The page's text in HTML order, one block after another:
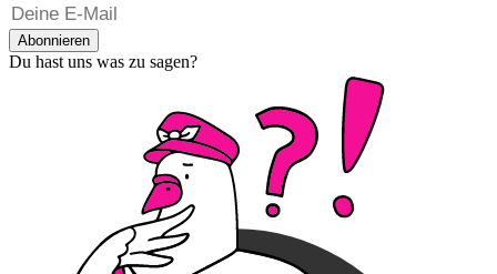
Abonnieren
Du hast uns was zu sagen?